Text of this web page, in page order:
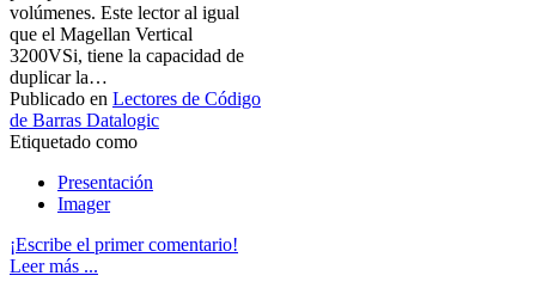
volúmenes. Este lector al igual
que el Magellan Vertical
3200VSi, tiene la capacidad de
duplicar la…
Publicado en Lectores de Código
de Barras Datalogic
Etiquetado como
Presentación
Imager
¡Escribe el primer comentario!
Leer más ...